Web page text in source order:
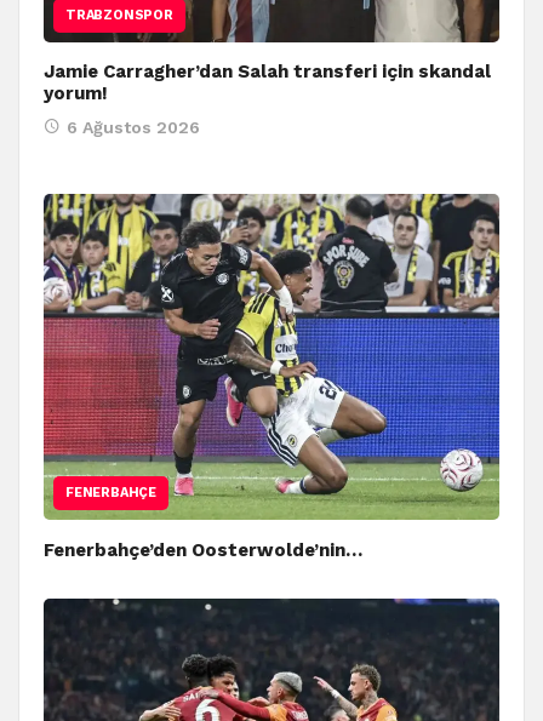
TRABZONSPOR
Jamie Carragher’dan Salah transferi için skandal
yorum!
6 Ağustos 2026
FENERBAHÇE
Fenerbahçe’den Oosterwolde’nin…